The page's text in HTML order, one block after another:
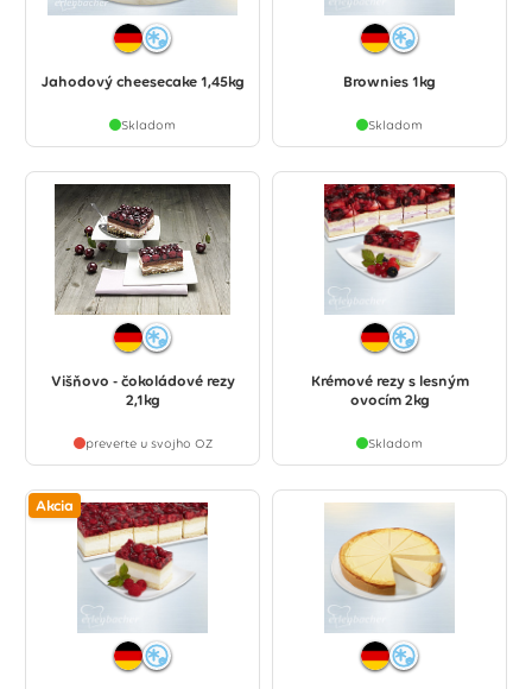
Jahodový cheesecake 1,45kg
Skladom
Brownies 1kg
Skladom
Višňovo - čokoládové rezy
2,1kg
preverte u svojho OZ
Krémové rezy s lesným
ovocím 2kg
Skladom
Akcia